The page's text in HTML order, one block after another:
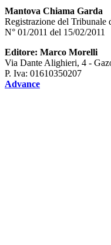
Mantova Chiama Garda
Registrazione del Tribunale
N° 01/2011 del 15/02/2011
Editore: Marco Morelli
Via Dante Alighieri, 4 -
P. Iva: 01610350207
Advance